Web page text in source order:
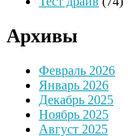
Архивы
Февраль 2026
Январь 2026
Декабрь 2025
Ноябрь 2025
Август 2025